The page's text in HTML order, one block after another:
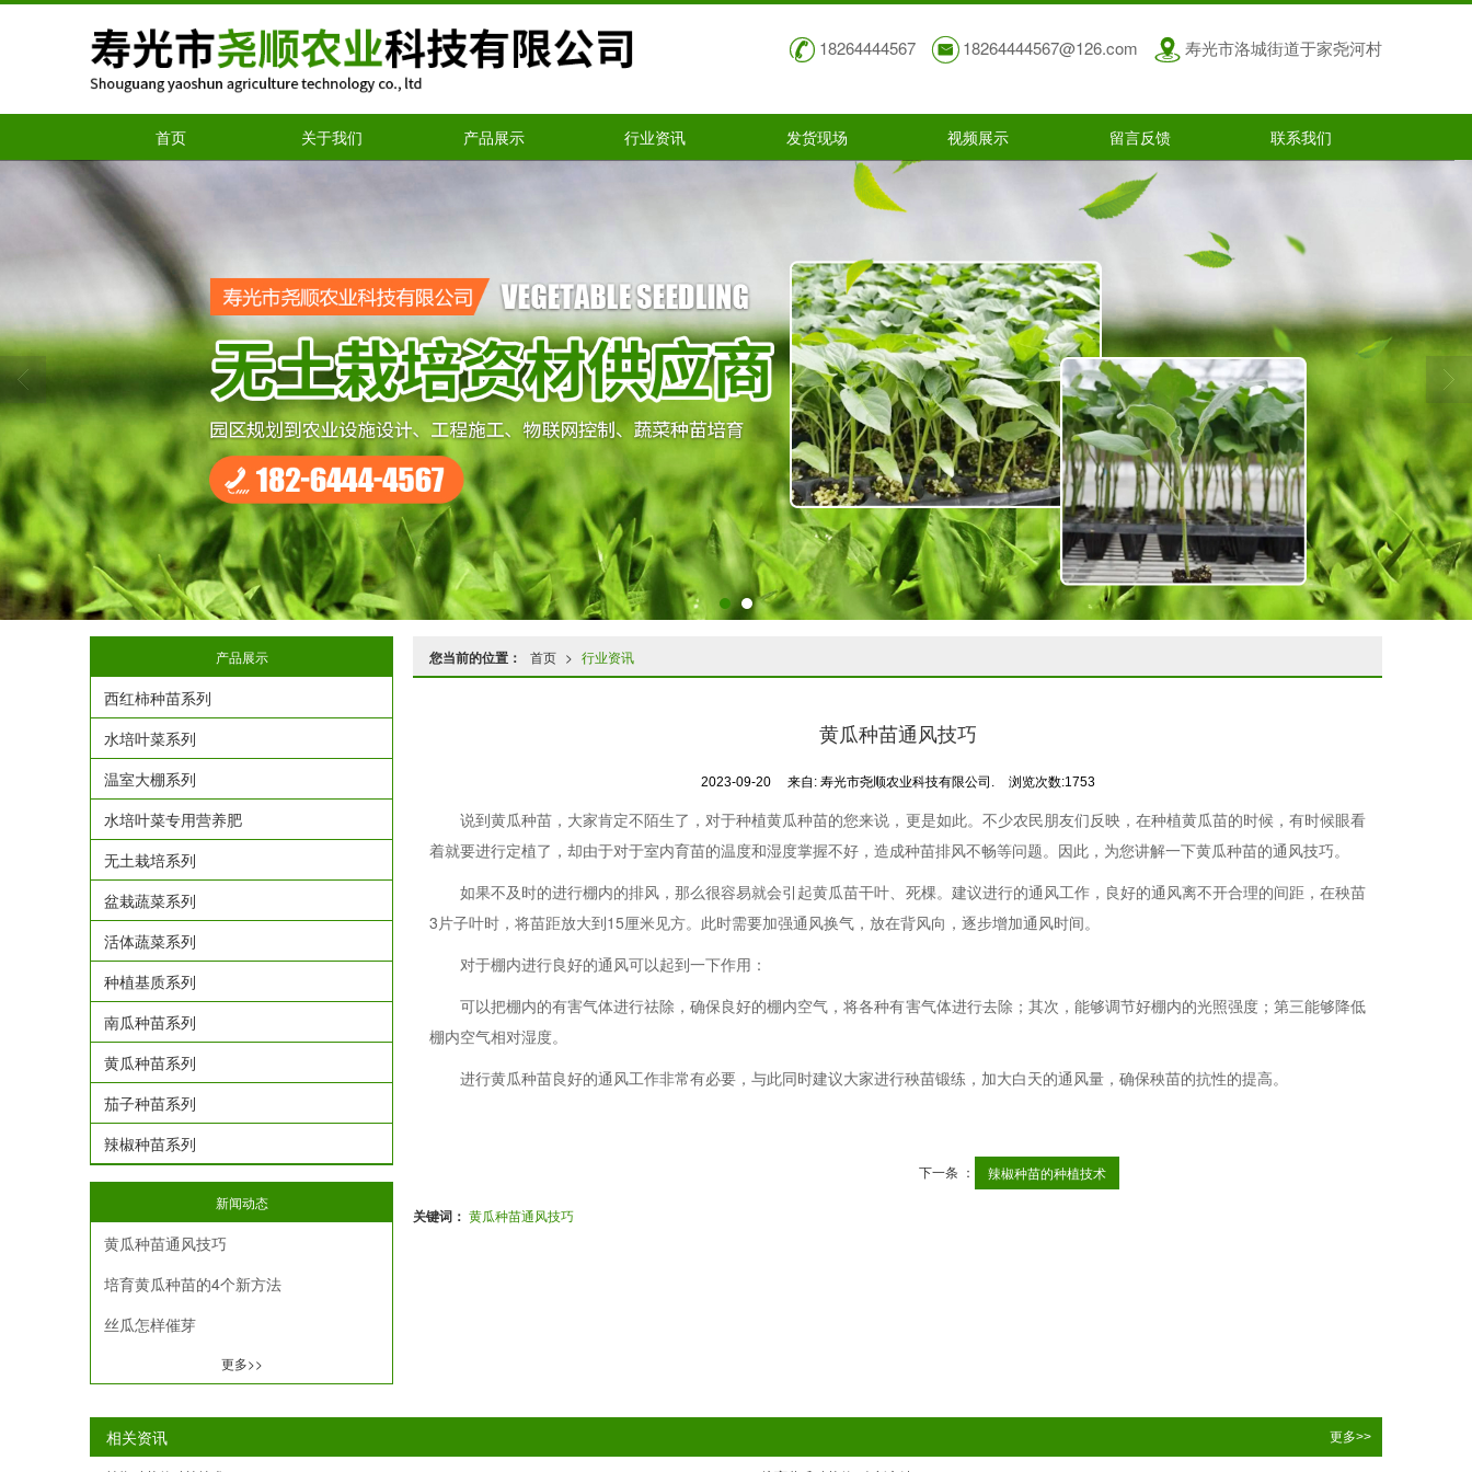
18264444567 18264444567@126.com 寿光市洛城街道于家尧河村
首页 关于我们 产品展示 行业资讯 发货现场 视频展示 留言反馈 联系我们
您当前的位置： 首页 > 行业资讯
黄瓜种苗通风技巧
2023-09-20 来自: 寿光市尧顺农业科技有限公司. 浏览次数:1753
说到黄瓜种苗，大家肯定不陌生了，对于种植黄瓜种苗的您来说，更是如此。不少农民朋友们反映，在种植黄瓜苗的时候，有时候眼看
着就要进行定植了，却由于对于室内育苗的温度和湿度掌握不好，造成种苗排风不畅等问题。因此，为您讲解一下黄瓜种苗的通风技巧。
如果不及时的进行棚内的排风，那么很容易就会引起黄瓜苗干叶、死棵。建议进行的通风工作，良好的通风离不开合理的间距，在秧苗
3片子叶时，将苗距放大到15厘米见方。此时需要加强通风换气，放在背风向，逐步增加通风时间。
对于棚内进行良好的通风可以起到一下作用：
可以把棚内的有害气体进行祛除，确保良好的棚内空气，将各种有害气体进行去除；其次，能够调节好棚内的光照强度；第三能够降低
棚内空气相对湿度。
进行黄瓜种苗良好的通风工作非常有必要，与此同时建议大家进行秧苗锻练，加大白天的通风量，确保秧苗的抗性的提高。
下一条 ： 辣椒种苗的种植技术
关键词： 黄瓜种苗通风技巧
产品展示
西红柿种苗系列
水培叶菜系列
温室大棚系列
水培叶菜专用营养肥
无土栽培系列
盆栽蔬菜系列
活体蔬菜系列
种植基质系列
南瓜种苗系列
黄瓜种苗系列
茄子种苗系列
辣椒种苗系列
新闻动态
黄瓜种苗通风技巧
培育黄瓜种苗的4个新方法
丝瓜怎样催芽
更多>>
相关资讯 更多>>